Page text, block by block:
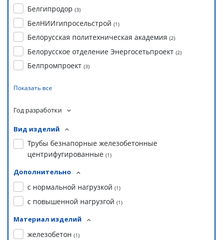
Белгипродор (3)
БелНИИгипросельстрой (1)
Белорусская политехническая академия (2)
Белорусское отделение Энергосетьпроект (2)
Белпромпроект (3)
Показать все
Год разработки
Вид изделий
Трубы безнапорные железобетонные
центрифугированные (1)
Дополнительно
с нормальной нагрузкой (1)
с повышенной нагрузгой (1)
Материал изделий
железобетон (1)